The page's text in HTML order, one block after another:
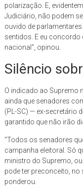
polarização. E,
Judiciário, não podem
ouvido de parlamentares
sentidos. E eu
nacional”, opinou.
Silêncio
O indicado ao Supremo
ainda que senadores
(PL-SC) — ex-secretário
garantido que não irão
“Todos os senadores
campanha eleitoral. Só
ministro do Supremo,
pode ter preconceito, no
ponderou.